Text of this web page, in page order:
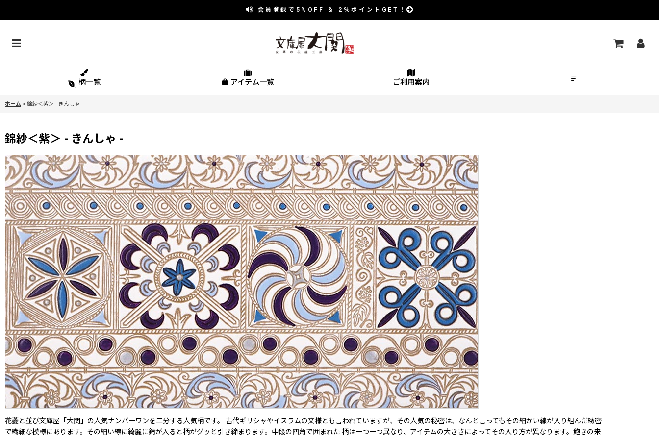
会員登録で 5%OFF ＆ 2％ポイントGET！
柄一覧 アイテム一覧 ご利用案内
ホーム > 錦紗＜紫＞ - きんしゃ -
錦紗＜紫＞ - きんしゃ -
花菱と並び文庫屋「大関」の人気ナンバーワンを二分する人気柄です。 古代ギリシャやイスラムの文様とも言われていますが、その人気の秘密は、なんと言ってもその細かい線が入り組んだ緻密
で繊細な模様にあります。その細い線に綺麗に錆が入ると柄がグッと引き締まります。中段の四角で囲まれた 柄は一つ一つ異なり、アイテムの大きさによってその入り方が異なります。飽きの来